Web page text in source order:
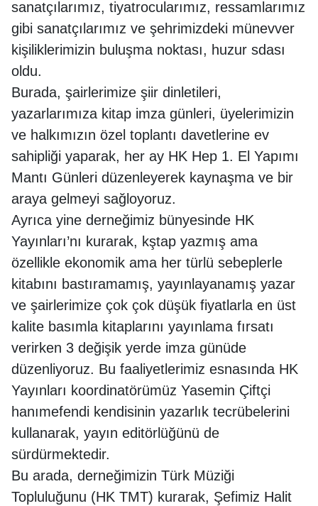
sanatçılarımız, tiyatrocularımız, ressamlarımız
gibi sanatçılarımız ve şehrimizdeki münevver
kişiliklerimizin buluşma noktası, huzur sdası
oldu.
Burada, şairlerimize şiir dinletileri,
yazarlarımıza kitap imza günleri, üyelerimizin
ve halkımızın özel toplantı davetlerine ev
sahipliği yaparak, her ay HK Hep 1. El Yapımı
Mantı Günleri düzenleyerek kaynaşma ve bir
araya gelmeyi sağloyoruz.
Ayrıca yine derneğimiz bünyesinde HK
Yayınları’nı kurarak, kştap yazmış ama
özellikle ekonomik ama her türlü sebeplerle
kitabını bastıramamış, yayınlayanamış yazar
ve şairlerimize çok çok düşük fiyatlarla en üst
kalite basımla kitaplarını yayınlama fırsatı
verirken 3 değişik yerde imza günüde
düzenliyoruz. Bu faaliyetlerimiz esnasında HK
Yayınları koordinatörümüz Yasemin Çiftçi
hanımefendi kendisinin yazarlık tecrübelerini
kullanarak, yayın editörlüğünü de
sürdürmektedir.
Bu arada, derneğimizin Türk Müziği
Topluluğunu (HK TMT) kurarak, Şefimiz Halit